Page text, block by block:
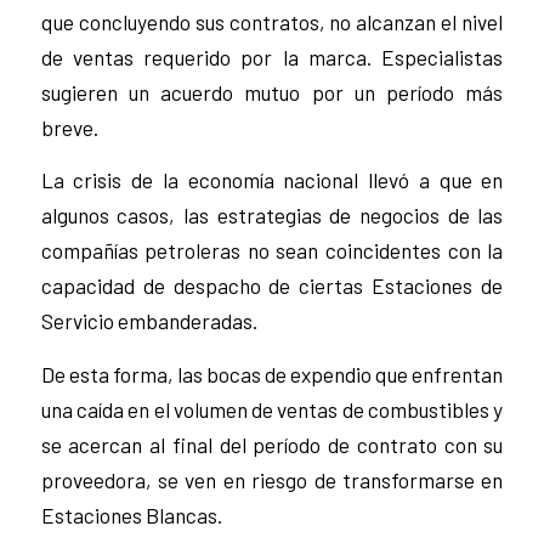
que concluyendo sus contratos, no alcanzan el nivel
de ventas requerido por la marca. Especialistas
sugieren un acuerdo mutuo por un período más
breve.
La crisis de la economía nacional llevó a que en
algunos casos, las estrategias de negocios de las
compañías petroleras no sean coincidentes con la
capacidad de despacho de ciertas Estaciones de
Servicio embanderadas.
De esta forma, las bocas de expendio que enfrentan
una caída en el volumen de ventas de combustibles y
se acercan al final del período de contrato con su
proveedora, se ven en riesgo de transformarse en
Estaciones Blancas.